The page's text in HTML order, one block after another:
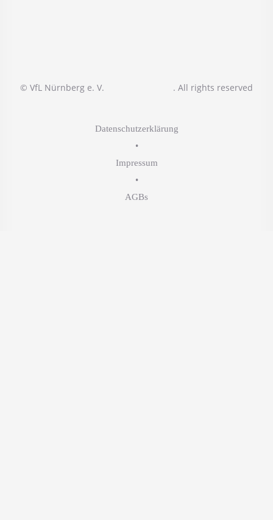
© VfL Nürnberg e. V. . All rights reserved
Datenschutzerklärung
•
Impressum
•
AGBs